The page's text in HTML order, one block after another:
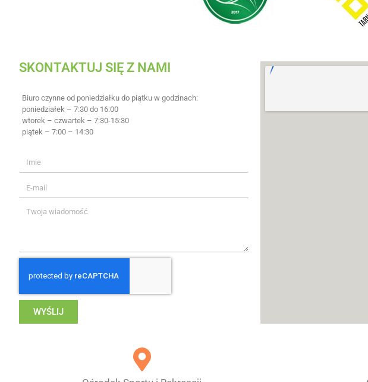
SKONTAKTUJ SIĘ Z NAMI
Biuro czynne od poniedziałku do piątku w godzinach:
poniedziałek – 7:30 do 16:00
wtorek – czwartek – 7:30-15:30
piątek – 7:00 – 14:30
WYŚLIJ